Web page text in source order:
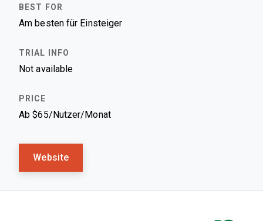
Am besten für Einsteiger
Not available
Ab $65/Nutzer/Monat
Website